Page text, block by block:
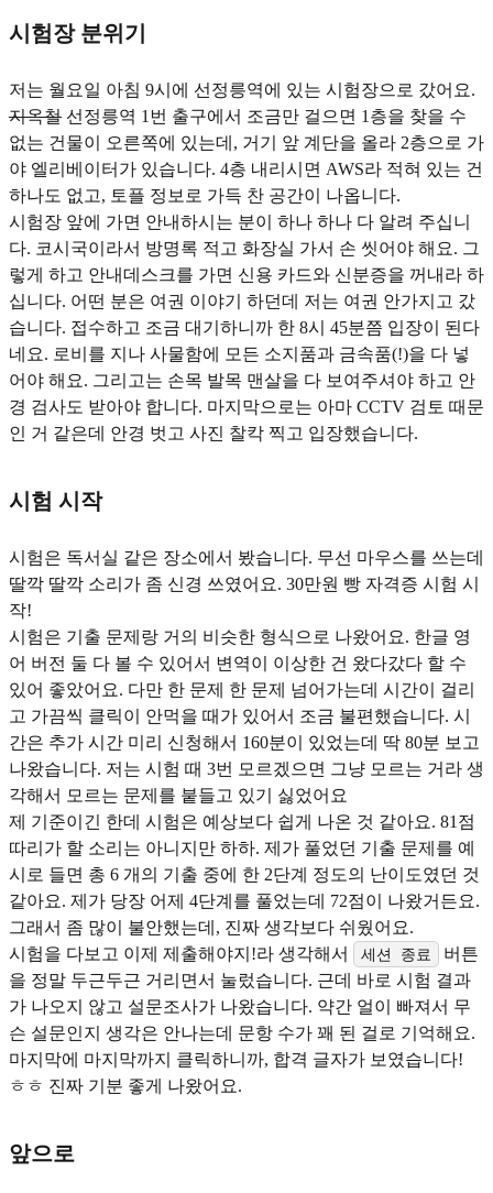
시험장 분위기
저는 월요일 아침 9시에 선정릉역에 있는 시험장으로 갔어요.
지옥철 선정릉역 1번 출구에서 조금만 걸으면 1층을 찾을 수
없는 건물이 오른쪽에 있는데, 거기 앞 계단을 올라 2층으로 가
야 엘리베이터가 있습니다. 4층 내리시면 AWS라 적혀 있는 건
하나도 없고, 토플 정보로 가득 찬 공간이 나옵니다.
시험장 앞에 가면 안내하시는 분이 하나 하나 다 알려 주십니
다. 코시국이라서 방명록 적고 화장실 가서 손 씻어야 해요. 그
렇게 하고 안내데스크를 가면 신용 카드와 신분증을 꺼내라 하
십니다. 어떤 분은 여권 이야기 하던데 저는 여권 안가지고 갔
습니다. 접수하고 조금 대기하니까 한 8시 45분쯤 입장이 된다
네요. 로비를 지나 사물함에 모든 소지품과 금속품(!)을 다 넣
어야 해요. 그리고는 손목 발목 맨살을 다 보여주셔야 하고 안
경 검사도 받아야 합니다. 마지막으로는 아마 CCTV 검토 때문
인 거 같은데 안경 벗고 사진 찰칵 찍고 입장했습니다.
시험 시작
시험은 독서실 같은 장소에서 봤습니다. 무선 마우스를 쓰는데
딸깍 딸깍 소리가 좀 신경 쓰였어요. 30만원 빵 자격증 시험 시
작!
시험은 기출 문제랑 거의 비슷한 형식으로 나왔어요. 한글 영
어 버전 둘 다 볼 수 있어서 변역이 이상한 건 왔다갔다 할 수
있어 좋았어요. 다만 한 문제 한 문제 넘어가는데 시간이 걸리
고 가끔씩 클릭이 안먹을 때가 있어서 조금 불편했습니다. 시
간은 추가 시간 미리 신청해서 160분이 있었는데 딱 80분 보고
나왔습니다. 저는 시험 때 3번 모르겠으면 그냥 모르는 거라 생
각해서 모르는 문제를 붙들고 있기 싫었어요
제 기준이긴 한데 시험은 예상보다 쉽게 나온 것 같아요. 81점
따리가 할 소리는 아니지만 하하. 제가 풀었던 기출 문제를 예
시로 들면 총 6 개의 기출 중에 한 2단계 정도의 난이도였던 것
같아요. 제가 당장 어제 4단계를 풀었는데 72점이 나왔거든요.
그래서 좀 많이 불안했는데, 진짜 생각보다 쉬웠어요.
시험을 다보고 이제 제출해야지!라 생각해서
세션 종료
버튼
을 정말 두근두근 거리면서 눌렀습니다. 근데 바로 시험 결과
가 나오지 않고 설문조사가 나왔습니다. 약간 얼이 빠져서 무
슨 설문인지 생각은 안나는데 문항 수가 꽤 된 걸로 기억해요.
마지막에 마지막까지 클릭하니까, 합격 글자가 보였습니다!
ㅎㅎ 진짜 기분 좋게 나왔어요.
앞으로